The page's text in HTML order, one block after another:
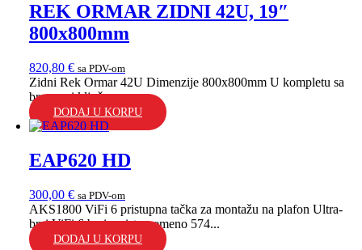
REK ORMAR ZIDNI 42U, 19″
800x800mm
820,80 € sa PDV-om
Zidni Rek Ormar 42U Dimenzije 800x800mm U kompletu sa
bravom i ključem...
DODAJ U KORPU
EAP620 HD
300,00 € sa PDV-om
AKS1800 ViFi 6 pristupna tačka za montažu na plafon Ultra-
brzi ViFi 6 brzina: istovremeno 574...
DODAJ U KORPU